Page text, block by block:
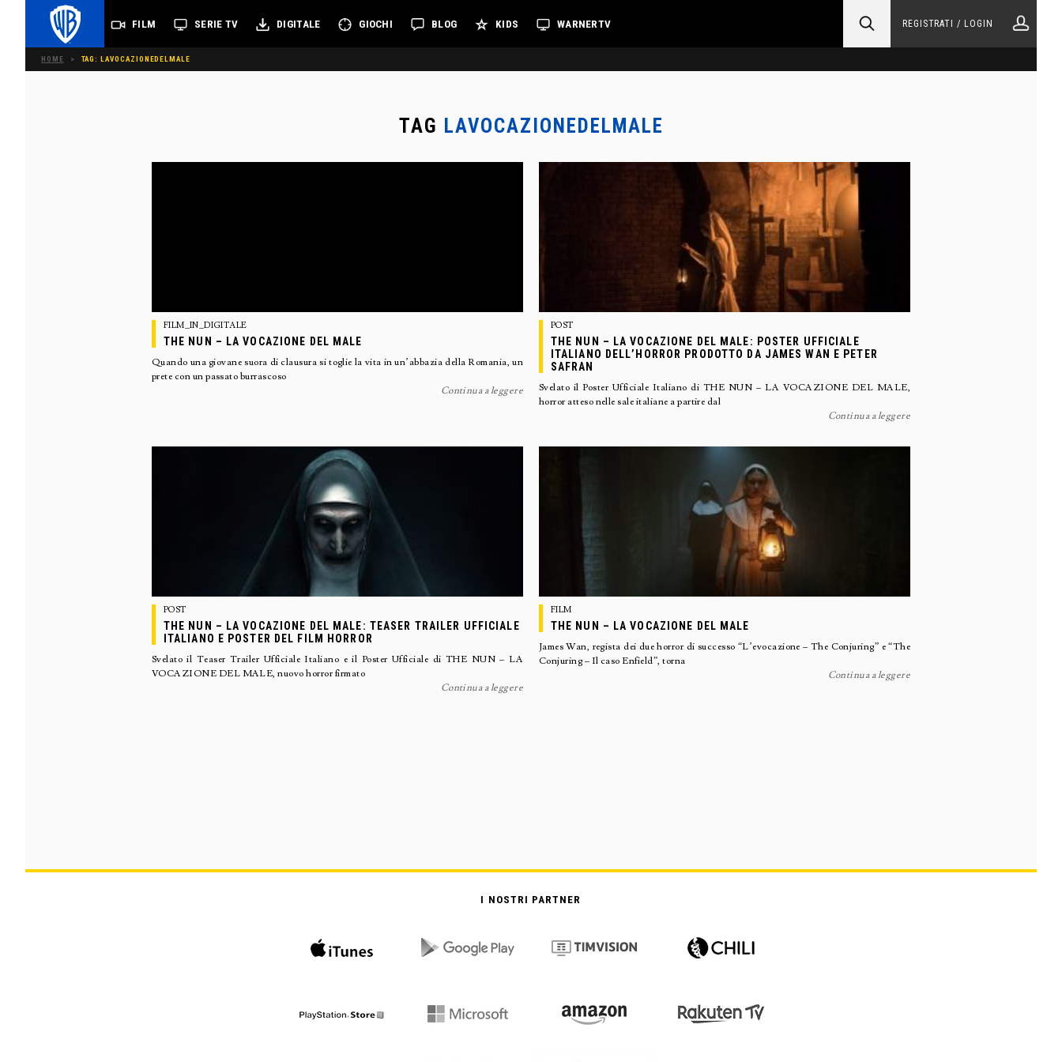
FILM SERIE TV DIGITALE GIOCHI BLOG KIDS WARNERTV REGISTRATI / LOGIN
HOME > TAG: LAVOCAZIONEDELMALE
TAG LAVOCAZIONEDELMALE
FILM_IN_DIGITALE
THE NUN – LA VOCAZIONE DEL MALE
Quando una giovane suora di clausura si toglie la vita in un’abbazia della Romania, un
prete con un passato burrascoso
Continua a leggere
POST
THE NUN – LA VOCAZIONE DEL MALE: POSTER UFFICIALE
ITALIANO DELL’HORROR PRODOTTO DA JAMES WAN E PETER
SAFRAN
Svelato il Poster Ufficiale Italiano di THE NUN – LA VOCAZIONE DEL MALE,
horror atteso nelle sale italiane a partire dal
Continua a leggere
POST
THE NUN – LA VOCAZIONE DEL MALE: TEASER TRAILER UFFICIALE
ITALIANO E POSTER DEL FILM HORROR
Svelato il Teaser Trailer Ufficiale Italiano e il Poster Ufficiale di THE NUN – LA
VOCAZIONE DEL MALE, nuovo horror firmato
Continua a leggere
FILM
THE NUN – LA VOCAZIONE DEL MALE
James Wan, regista dei due horror di successo “L’evocazione – The Conjuring” e “The
Conjuring – Il caso Enfield”, torna
Continua a leggere
I NOSTRI PARTNER